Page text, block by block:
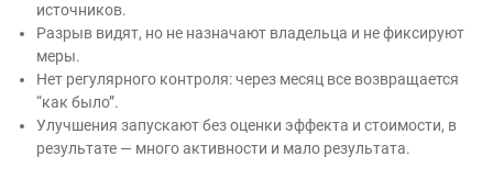
источников.
Разрыв видят, но не назначают владельца и не фиксируют
меры.
Нет регулярного контроля: через месяц все возвращается
“как было”.
Улучшения запускают без оценки эффекта и стоимости, в
результате — много активности и мало результата.